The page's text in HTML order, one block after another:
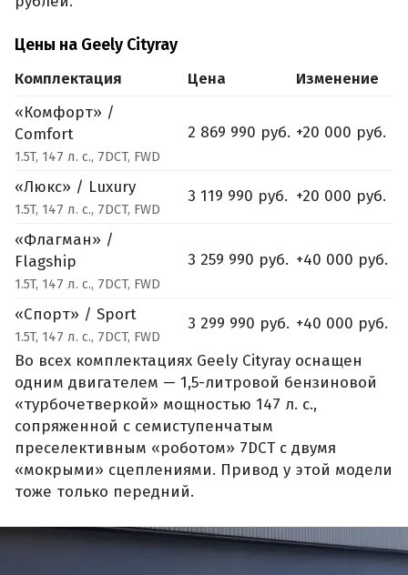
Цены на Geely Cityray
Комплектация Цена
Изменение
«Комфорт» /
Comfort
1.5T, 147 л. с., 7DCT, FWD
2 869 990 руб. +20 000 руб.
«Люкс» / Luxury
1.5T, 147 л. с., 7DCT, FWD
3 119 990 руб. +20 000 руб.
«Флагман» /
Flagship
1.5T, 147 л. с., 7DCT, FWD
3 259 990 руб. +40 000 руб.
«Спорт» / Sport
1.5T, 147 л. с., 7DCT, FWD
3 299 990 руб. +40 000 руб.
Во всех комплектациях Geely Cityray оснащен
одним двигателем — 1,5-литровой бензиновой
«турбочетверкой» мощностью 147 л. с.,
сопряженной с семиступенчатым
преселективным «роботом» 7DCT с двумя
«мокрыми» сцеплениями. Привод у этой модели
тоже только передний.